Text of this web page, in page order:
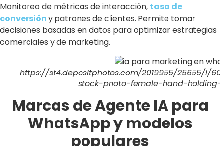
Monitoreo de métricas de interacción, tasa de
conversióny patrones de clientes. Permite tomar
decisiones basadas en datos para optimizar estrategias
comerciales y de marketing.
https://st4.depositphotos.com/2019955/25655/i/
stock-photo-female-hand-
Marcas de Agente IA para
WhatsApp y modelos
populares